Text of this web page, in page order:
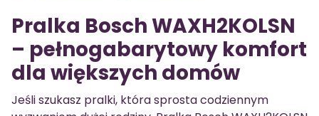
Pralka Bosch WAXH2KOLSN
– pełnogabarytowy komfort
dla większych domów
Jeśli szukasz pralki, która sprosta codziennym